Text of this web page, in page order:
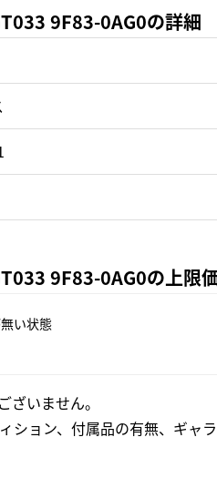
9F83-0AG0の詳細
9F83-0AG0の上限
い状態
いません。
ション、付属品の有無、ギャ